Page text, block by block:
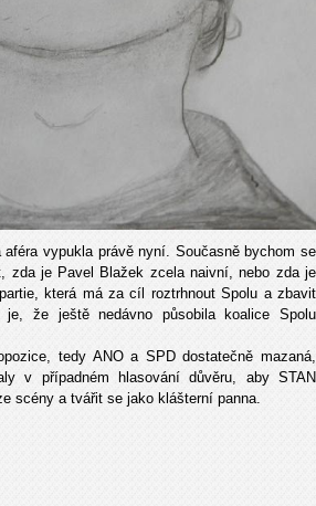
vypukla právě nyní. Současně bychom se
zda je Pavel Blažek zcela naivní, nebo zda je
která má za cíl roztrhnout Spolu a zbavit
že ještě nedávno působila koalice Spolu
tedy ANO a SPD dostatečně mazaná,
v případném hlasování důvěru, aby STAN
scény a tvářit se jako klášterní panna.